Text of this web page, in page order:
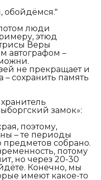
обойдёмся."
люди
этюд
Веры
автографом –
не прекращает и
– сохранить память
замок»:
поэтому,
– те периоды
собрано.
потому
но через 20-30
Конечно, мы
имеют какое-то